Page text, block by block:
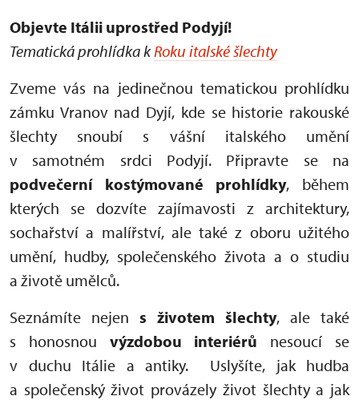
Objevte Itálii uprostřed Podyjí!
Tematická prohlídka kRoku italské šlechty
Zveme vás na jedinečnou tematickou prohlídku
zámku Vranov nad Dyjí, kde se historie rakouské
šlechty snoubí s vášní italského umění
v samotném srdci Podyjí. Připravte se na
podvečerní kostýmované prohlídky, během
kterých se dozvíte zajímavosti z architektury,
sochařství a malířství, ale také z oboru užitého
umění, hudby, společenského života a o studiu
a životě umělců.
Seznámíte nejen s životem šlechty, ale také
s honosnou výzdobou interiérů nesoucí se
v duchu Itálie a antiky. Uslyšíte, jak hudba
a společenský život provázely život šlechty a jak